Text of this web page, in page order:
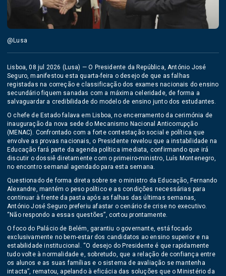
@Lusa
Lisboa, 08 jul 2026 (Lusa) — O Presidente da República, António José
Seguro, manifestou esta quarta-feira o desejo de que as falhas
registadas na correção e classificação dos exames nacionais do ensino
secundário fiquem sanadas com a máxima celeridade, de forma a
salvaguardar a credibilidade do modelo de ensino junto dos estudantes.
O chefe de Estado falava em Lisboa, no encerramento da cerimónia de
inauguração da nova sede do Mecanismo Nacional Anticorrupção
(MENAC). Confrontado com a forte contestação social e política que
envolve as provas nacionais, o Presidente revelou que a instabilidade na
Educação fará parte da agenda política imediata, confirmando que irá
discutir o dossiê diretamente com o primeiro-ministro, Luís Montenegro,
no encontro semanal agendado para esta semana.
Questionado de forma direta sobre se o ministro da Educação, Fernando
Alexandre, mantém o peso político e as condições necessárias para
continuar à frente da pasta após as falhas das últimas semanas,
António José Seguro preferiu afastar o cenário de crise no executivo.
“Não respondo a essas questões”, cortou prontamente.
O foco do Palácio de Belém, garantiu o governante, está focado
exclusivamente no bem-estar dos candidatos ao ensino superior e na
estabilidade institucional. “O desejo do Presidente é que rapidamente
tudo volte à normalidade e, sobretudo, que a relação de confiança entre
os alunos e as suas famílias e o sistema de avaliação se mantenha
intacta”, rematou, apelando à eficácia das soluções que o Ministério da